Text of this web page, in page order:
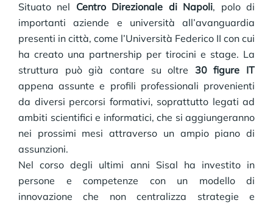
Situato nel Centro Direzionale di Napoli, polo di
importanti aziende e università all’avanguardia
presenti in città, come l’Università Federico II con cui
ha creato una partnership per tirocini e stage. La
struttura può già contare su oltre 30 figure IT
appena assunte e profili professionali provenienti
da diversi percorsi formativi, soprattutto legati ad
ambiti scientifici e informatici, che si aggiungeranno
nei prossimi mesi attraverso un ampio piano di
assunzioni.
Nel corso degli ultimi anni Sisal ha investito in
persone e competenze con un modello di
innovazione che non centralizza strategie e